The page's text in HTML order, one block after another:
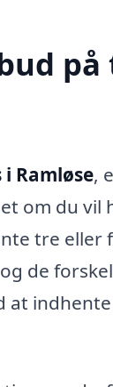
Ramløse,
om du vil
tre
de
at